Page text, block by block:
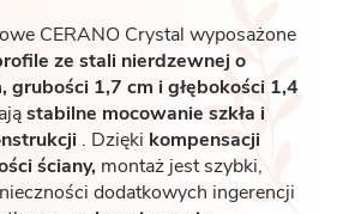
CERANO Crystal wyposażone
ze stali nierdzewnej o
grubości 1,7 cm i głębokości 1,4
stabilne mocowanie szkła i
. Dzięki kompensacji
ściany, montaż jest szybki,
dodatkowych ingerencji